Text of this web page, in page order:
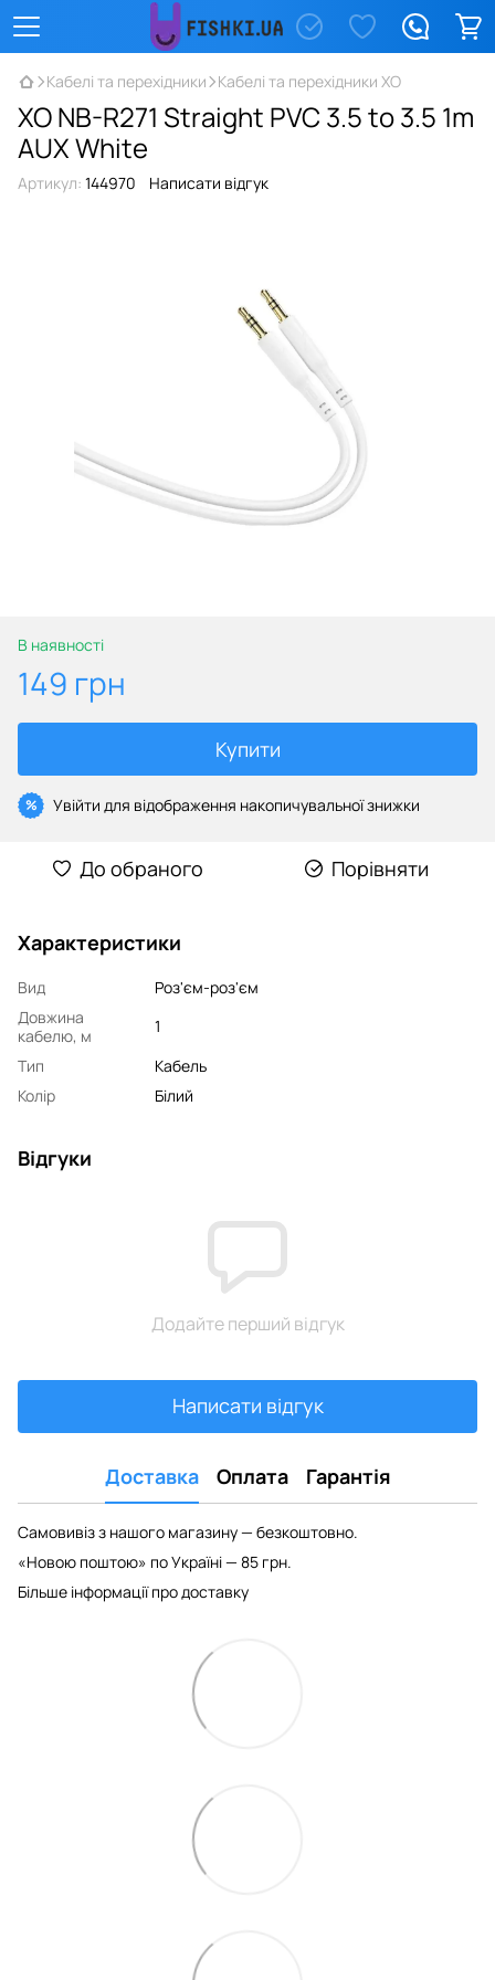
Кабелі та перехідники Кабелі та перехідники XO
XO NB-R271 Straight PVC 3.5 to 3.5 1m
AUX White
Артикул: 144970 Написати відгук
В наявності
149 грн
Купити
% Увійти для відображення накопичувальної знижки
До обраного Порівняти
Характеристики
Вид
Роз'єм-роз'єм
Довжина
кабелю, м
1
Тип
Кабель
Колір
Білий
Відгуки
Додайте перший відгук
Написати відгук
Доставка Оплата Гарантія
Самовивіз з нашого магазину — безкоштовно.
«Новою поштою» по Україні — 85 грн.
Більше інформації про доставку